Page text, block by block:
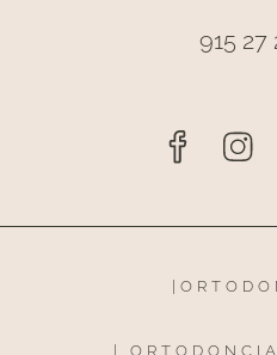
915 27
|